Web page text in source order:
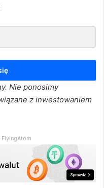
Nie ponosimy
z inwestowaniem